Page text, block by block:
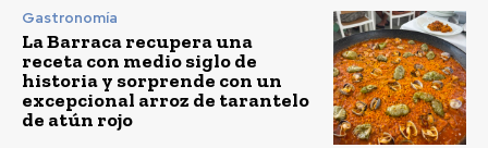
Gastronomía
La Barraca recupera una
receta con medio siglo de
historia y sorprende con un
excepcional arroz de tarantelo
de atún rojo